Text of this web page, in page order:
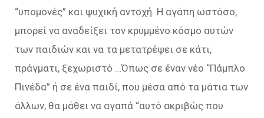
“υπομονές” και ψυχική αντοχή. Η αγάπη ωστόσο,
μπορεί να αναδείξει τον κρυμμένο κόσμο αυτών
των παιδιών και να τα μετατρέψει σε κάτι,
πράγματι, ξεχωριστό …Όπως σε έναν νέο “Πάμπλο
Πινέδα” ή σε ένα παιδί, που μέσα από τα μάτια των
άλλων, θα μάθει να αγαπά “αυτό ακριβώς που